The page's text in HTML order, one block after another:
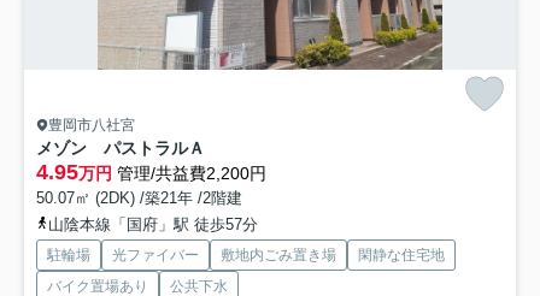
豊岡市八社宮
メゾン パストラルＡ
4.95万円 管理/共益費2,200円
50.07㎡ (2DK) /築21年 /2階建
山陰本線「国府」駅 徒歩57分
駐輪場 光ファイバー 敷地内ごみ置き場
閑静な住宅地
バイク置場あり
公共下水